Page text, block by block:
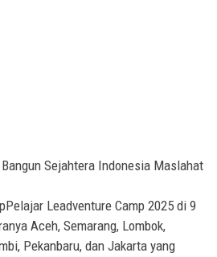
Sejahtera Indonesia Maslahat
Leadventure Camp 2025 di 9
Aceh, Semarang, Lombok,
Pekanbaru, dan Jakarta yang